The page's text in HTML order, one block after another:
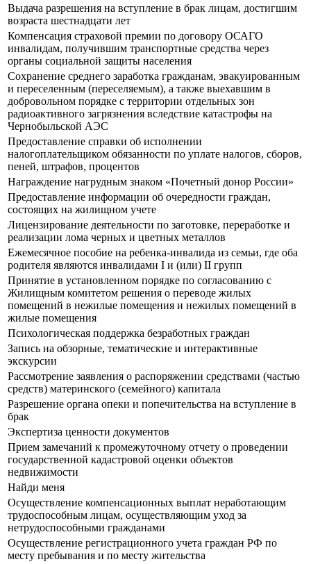
Выдача разрешения на вступление в брак лицам, достигшим
возраста шестнадцати лет
Компенсация страховой премии по договору ОСАГО
инвалидам, получившим транспортные средства через
органы социальной защиты населения
Сохранение среднего заработка гражданам, эвакуированным
и переселенным (переселяемым), а также выехавшим в
добровольном порядке с территории отдельных зон
радиоактивного загрязнения вследствие катастрофы на
Чернобыльской АЭС
Предоставление справки об исполнении
налогоплательщиком обязанности по уплате налогов, сборов,
пеней, штрафов, процентов
Награждение нагрудным знаком «Почетный донор России»
Предоставление информации об очередности граждан,
состоящих на жилищном учете
Лицензирование деятельности по заготовке, переработке и
реализации лома черных и цветных металлов
Ежемесячное пособие на ребенка-инвалида из семьи, где оба
родителя являются инвалидами I и (или) II групп
Принятие в установленном порядке по согласованию с
Жилищным комитетом решения о переводе жилых
помещений в нежилые помещения и нежилых помещений в
жилые помещения
Психологическая поддержка безработных граждан
Запись на обзорные, тематические и интерактивные
экскурсии
Рассмотрение заявления о распоряжении средствами (частью
средств) материнского (семейного) капитала
Разрешение органа опеки и попечительства на вступление в
брак
Экспертиза ценности документов
Прием замечаний к промежуточному отчету о проведении
государственной кадастровой оценки объектов
недвижимости
Найди меня
Осуществление компенсационных выплат неработающим
трудоспособным лицам, осуществляющим уход за
нетрудоспособными гражданами
Осуществление регистрационного учета граждан РФ по
месту пребывания и по месту жительства